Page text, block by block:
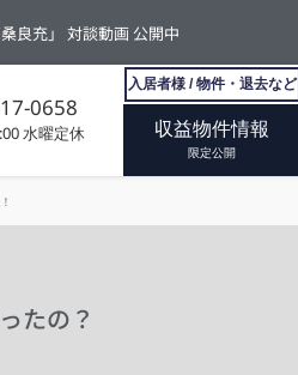
良充」 対談動画 公開中
0658
水曜定休
入居者様 / 物件・退去など
収益物件情報
限定公開
たの？